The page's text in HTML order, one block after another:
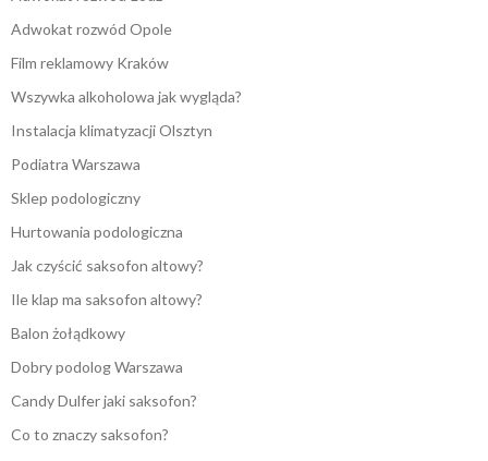
Adwokat rozwód Opole
Film reklamowy Kraków
Wszywka alkoholowa jak wygląda?
Instalacja klimatyzacji Olsztyn
Podiatra Warszawa
Sklep podologiczny
Hurtowania podologiczna
Jak czyścić saksofon altowy?
Ile klap ma saksofon altowy?
Balon żołądkowy
Dobry podolog Warszawa
Candy Dulfer jaki saksofon?
Co to znaczy saksofon?